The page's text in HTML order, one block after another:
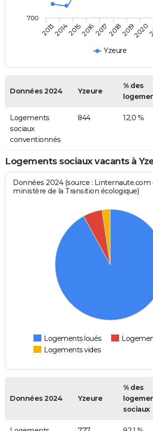
Yzeure
20132014201520162017201820192020
700
Données 2024 Yzeure
% des
Logements
sociaux
conventionnés
844 12,0 %
Logements sociaux vacants à
Données 2024 (source : Linternaute.com
ministère de la Transition écologique)
Logements loués
Logements vides
Données 2024 Yzeure
% des
sociaux